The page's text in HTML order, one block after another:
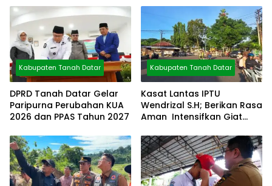
Kabupaten Tanah Datar
DPRD Tanah Datar Gelar
Paripurna Perubahan KUA
2026 dan PPAS Tahun 2027
Kabupaten Tanah Datar
Kasat Lantas IPTU
Wendrizal S.H; Berikan Rasa
Aman Intensifkan Giat